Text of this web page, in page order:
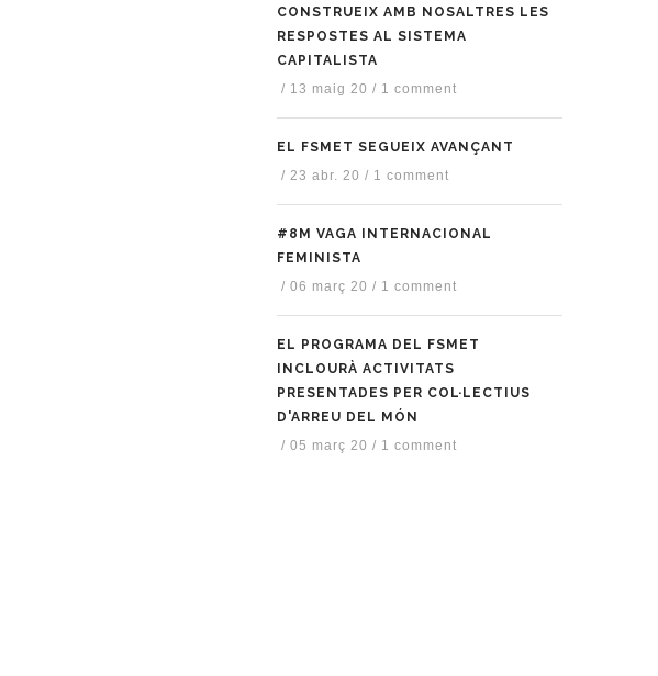
CONSTRUEIX AMB NOSALTRES LES
RESPOSTES AL SISTEMA
CAPITALISTA
/ 13 maig 20 / 1 comment
EL FSMET SEGUEIX AVANÇANT
/ 23 abr. 20 / 1 comment
#8M VAGA INTERNACIONAL
FEMINISTA
/ 06 març 20 / 1 comment
EL PROGRAMA DEL FSMET
INCLOURÀ ACTIVITATS
PRESENTADES PER COL·LECTIUS
D'ARREU DEL MÓN
/ 05 març 20 / 1 comment